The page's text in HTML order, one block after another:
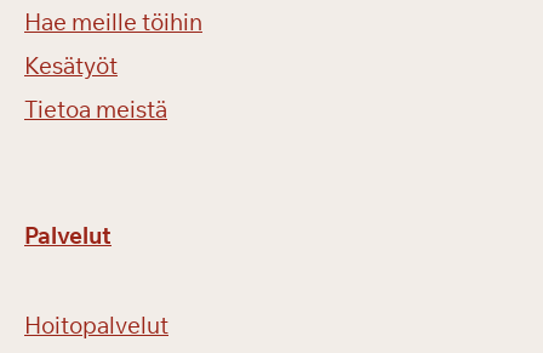
Hae meille töihin
Kesätyöt
Tietoa meistä
Palvelut
Hoitopalvelut